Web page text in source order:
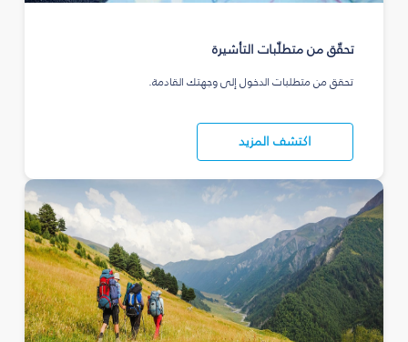
تحقّق من متطلّبات التأشيرة
تحقق من متطلبات الدخول إلى وجهتك القادمة.
اكتشف المزيد